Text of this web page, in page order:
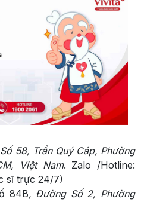
Số 58, Trần Quý Cáp, Phường
Việt Nam. Zalo /Hotline:
sĩ trực 24/7)
84B, Đường Số 2, Phường